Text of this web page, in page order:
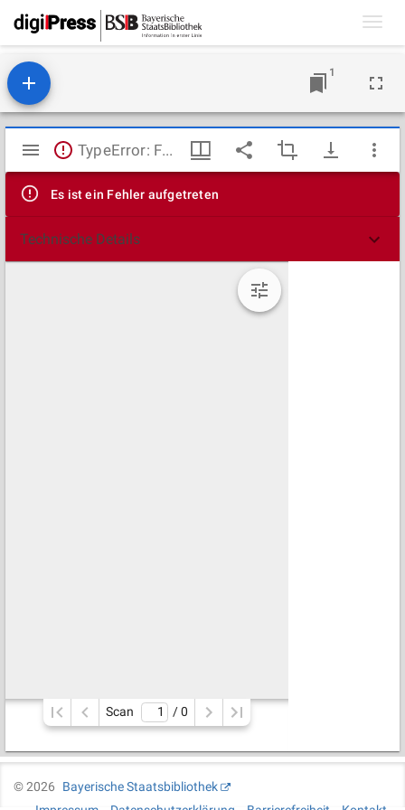
1
Mirador
Viewer
TypeError: Failed to fetch
Es ist ein Fehler aufgetreten
Technische Details
Scan / 0
©2026
Bayerische Staatsbibliothek